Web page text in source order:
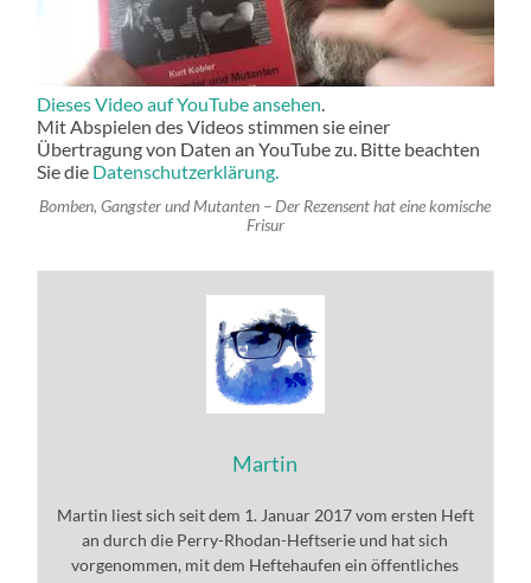
Dieses Video auf YouTube ansehen.
Mit Abspielen des Videos stimmen sie einer
Übertragung von Daten an YouTube zu. Bitte beachten
Sie die Datenschutzerklärung.
Bomben, Gangster und Mutanten – Der Rezensent hat eine komische
Frisur
Martin
Martin liest sich seit dem 1. Januar 2017 vom ersten Heft
an durch die Perry-Rhodan-Heftserie und hat sich
vorgenommen, mit dem Heftehaufen ein öffentliches